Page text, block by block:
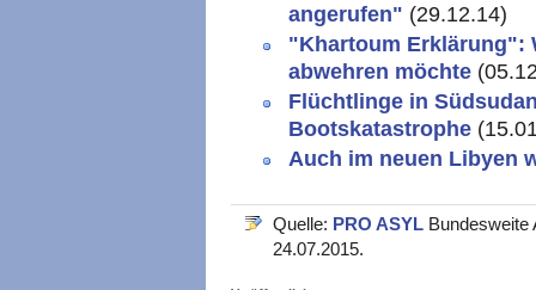
angerufen" (29.12.14)
"Khartoum Erklärung":
abwehren möchte
Flüchtlinge in
Bootskatastrophe
Auch im neuen Libyen
Quelle: PRO ASYL Bundesweite
24.07.2015.